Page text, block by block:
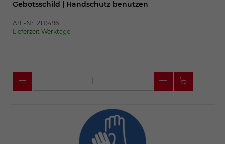
Gebotsschild | Handschutz benutzen
Art.-Nr. 21.0496
Lieferzeit Werktage